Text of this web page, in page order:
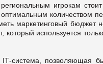
игрокам
количеством
маркетинговый бюджет
используется
система, позволяющая